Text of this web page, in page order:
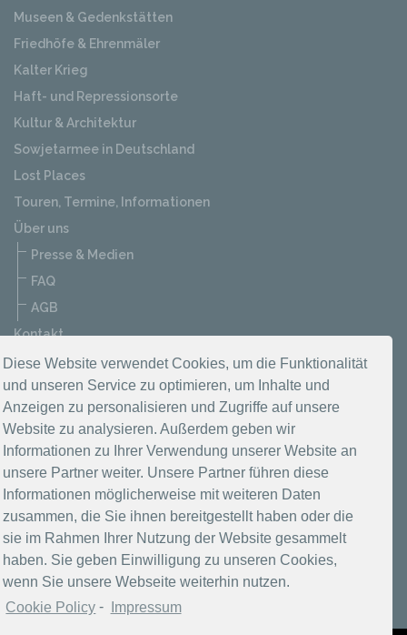
Diese Website verwendet Cookies, um die Funktionalität
und unseren Service zu optimieren, um Inhalte und
Anzeigen zu personalisieren und Zugriffe auf unsere
Website zu analysieren. Außerdem geben wir
Informationen zu Ihrer Verwendung unserer Website an
unsere Partner weiter. Unsere Partner führen diese
Informationen möglicherweise mit weiteren Daten
zusammen, die Sie ihnen bereitgestellt haben oder die
sie im Rahmen Ihrer Nutzung der Website gesammelt
haben. Sie geben Einwilligung zu unseren Cookies,
wenn Sie unsere Webseite weiterhin nutzen.
Cookie Policy - Impressum
Museen & Gedenkstätten
Friedhöfe & Ehrenmäler
Kalter Krieg
Haft- und Repressionsorte
Kultur & Architektur
Sowjetarmee in Deutschland
Lost Places
Touren, Termine, Informationen
Über uns
Presse & Medien
FAQ
AGB
Kontakt
Datenschutzerklärung
Impressum